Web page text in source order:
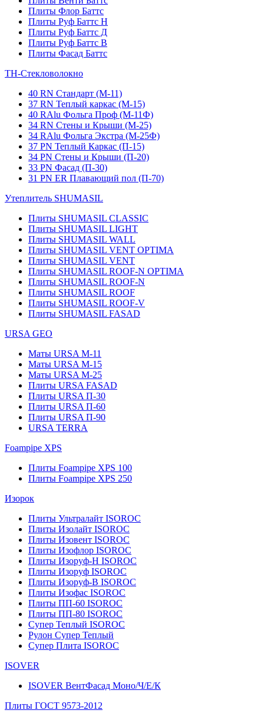
Плиты Флор Баттс
Плиты Руф Баттс Н
Плиты Руф Баттс Д
Плиты Руф Баттс В
Плиты Фасад Баттс
ТН-Стекловолокно
40 RN Стандарт (М-11)
37 RN Теплый каркас (М-15)
40 RAlu Фольга Проф (М-11Ф)
34 RN Стены и Крыши (М-25)
34 RAlu Фольга Экстра (М-25Ф)
37 PN Теплый Каркас (П-15)
34 PN Стены и Крыши (П-20)
33 PN Фасад (П-30)
31 PN ER Плавающий пол (П-70)
Утеплитель SHUMASIL
Плиты SHUMASIL CLASSIC
Плиты SHUMASIL LIGHT
Плиты SHUMASIL WALL
Плиты SHUMASIL VENT OPTIMA
Плиты SHUMASIL VENT
Плиты SHUMASIL ROOF-N OPTIMA
Плиты SHUMASIL ROOF-N
Плиты SHUMASIL ROOF
Плиты SHUMASIL ROOF-V
Плиты SHUMASIL FASAD
URSA GEO
Маты URSA М-11
Маты URSA М-15
Маты URSA М-25
Плиты URSA FASAD
Плиты URSA П-30
Плиты URSA П-60
Плиты URSA П-90
URSA TERRA
Foampipe XPS
Плиты Foampipe XPS 100
Плиты Foampipe XPS 250
Изорок
Плиты Ультралайт ISOROC
Плиты Изолайт ISOROC
Плиты Изовент ISOROC
Плиты Изофлор ISOROC
Плиты Изоруф-Н ISOROC
Плиты Изоруф ISOROC
Плиты Изоруф-В ISOROC
Плиты Изофас ISOROC
Плиты ПП-60 ISOROC
Плиты ПП-80 ISOROC
Супер Теплый ISOROC
Рулон Супер Теплый
Супер Плита ISOROC
ISOVER
ISOVER ВентФасад Моно/Ч/Е/К
Плиты ГОСТ 9573-2012